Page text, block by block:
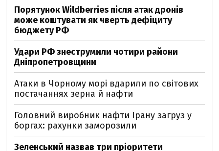
Порятунок Wildberries після атак дронів
може коштувати як чверть дефіциту
бюджету РФ
Удари РФ знеструмили чотири райони
Дніпропетровщини
Атаки в Чорному морі вдарили по світових
постачаннях зерна й нафти
Головний виробник нафти Ірану загруз у
боргах: рахунки заморозили
Зеленський назвав три пріоритети